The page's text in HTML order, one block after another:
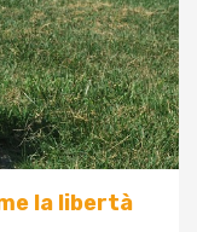
la libertà